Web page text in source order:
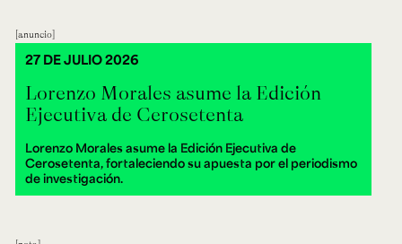
anuncio
Lorenzo Morales asume la Edición
Ejecutiva de Cerosetenta
Lorenzo Morales asume la Edición Ejecutiva de
Cerosetenta, fortaleciendo su apuesta por el periodismo
de investigación.
27 DE JULIO 2026